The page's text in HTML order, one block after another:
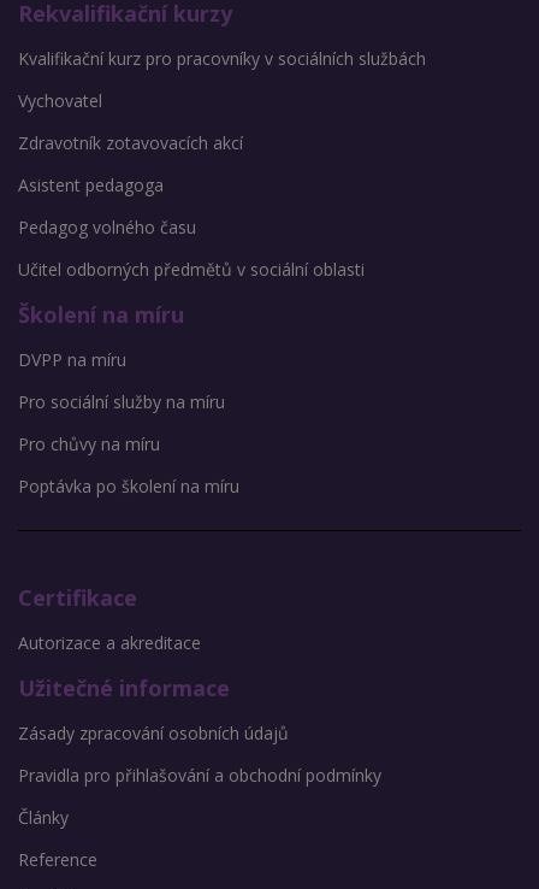
Rekvalifikační kurzy
Kvalifikační kurz pro pracovníky v sociálních službách
Vychovatel
Zdravotník zotavovacích akcí
Asistent pedagoga
Pedagog volného času
Učitel odborných předmětů v sociální oblasti
Školení na míru
DVPP na míru
Pro sociální služby na míru
Pro chůvy na míru
Poptávka po školení na míru
Certifikace
Autorizace a akreditace
Užitečné informace
Zásady zpracování osobních údajů
Pravidla pro přihlašování a obchodní podmínky
Články
Reference